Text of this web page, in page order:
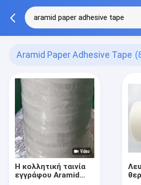
Aramid Paper Adhesive Tape
Η κολλητική ταινία
εγγράφου Aramid